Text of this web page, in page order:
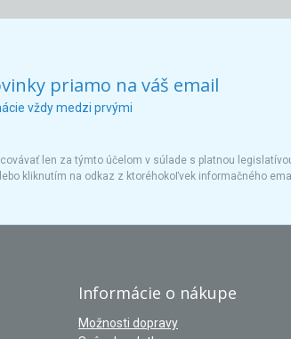
priamo na váš email
vždy medzi prvými
len za týmto účelom v súlade s platnou
kliknutím na odkaz z ktoréhokoľvek informačného
Informácie o nákupe
Možnosti dopravy